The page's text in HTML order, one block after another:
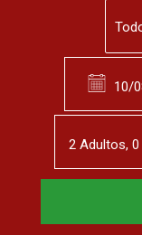
2 Adultos, 0